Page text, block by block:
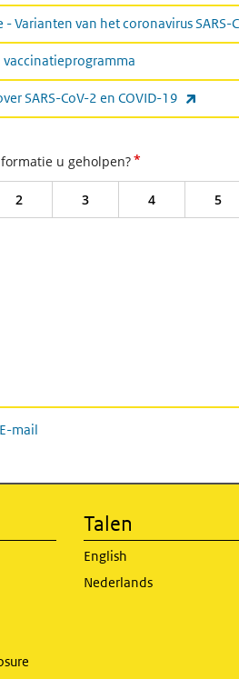
- Varianten van het coronavirus SARS-
vaccinatieprogramma
SARS-CoV-2 en COVID-19
u geholpen?*
2 3 4 5
E-mail
Talen
English
Nederlands